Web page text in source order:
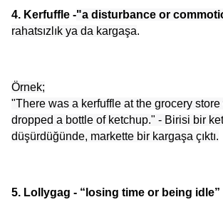
4. Kerfuffle -"a disturbance or
rahatsızlık ya da kargaşa.
Örnek;
"There was a kerfuffle at the grocery
dropped a bottle of ketchup." - Birisi bir
düşürdüğünde, markette bir kargaşa çıktı.
5. Lollygag - “losing time or being idle”